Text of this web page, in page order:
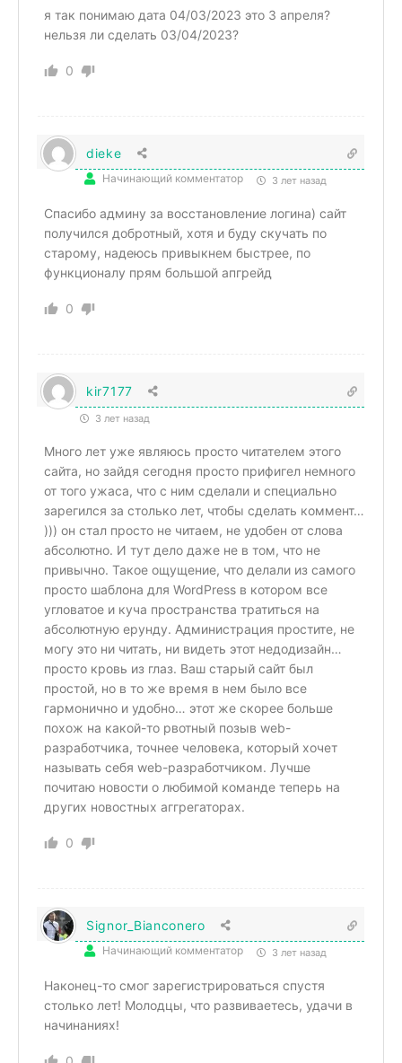
я так понимаю дата 04/03/2023 это 3 апреля?
нельзя ли сделать 03/04/2023?
0
dieke
Начинающий комментатор 3 лет назад
Спасибо админу за восстановление логина) сайт
получился добротный, хотя и буду скучать по
старому, надеюсь привыкнем быстрее, по
функционалу прям большой апгрейд
0
kir7177
3 лет назад
Много лет уже являюсь просто читателем этого
сайта, но зайдя сегодня просто прифигел немного
от того ужаса, что с ним сделали и специально
зарегился за столько лет, чтобы сделать коммент…
))) он стал просто не читаем, не удобен от слова
абсолютно. И тут дело даже не в том, что не
привычно. Такое ощущение, что делали из самого
просто шаблона для WordPress в котором все
угловатое и куча пространства тратиться на
абсолютную ерунду. Администрация простите, не
могу это ни читать, ни видеть этот недодизайн…
просто кровь из глаз. Ваш старый сайт был
простой, но в то же время в нем было все
гармонично и удобно… этот же скорее больше
похож на какой-то рвотный позыв web-
разработчика, точнее человека, который хочет
называть себя web-разработчиком. Лучше
почитаю новости о любимой команде теперь на
других новостных аггрегаторах.
0
Signor_Bianconero
Начинающий комментатор 3 лет назад
Наконец-то смог зарегистрироваться спустя
столько лет! Молодцы, что развиваетесь, удачи в
начинаниях!